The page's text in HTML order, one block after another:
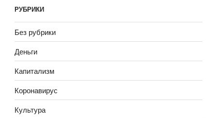
РУБРИКИ
Без рубрики
Деньги
Капитализм
Коронавирус
Культура